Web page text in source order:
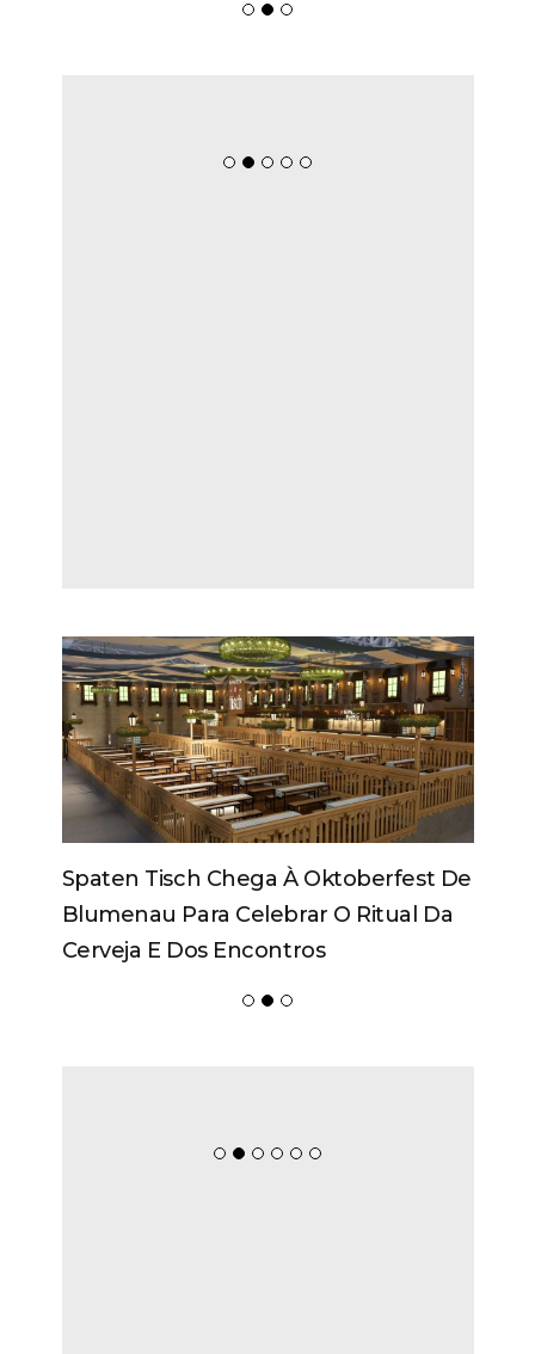
Spaten Tisch Chega À Oktoberfest De
Blumenau Para Celebrar O Ritual Da
Cerveja E Dos Encontros